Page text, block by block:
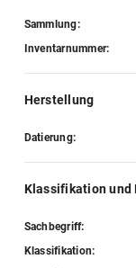
Sammlung:
Inventarnummer:
Herstellung
Datierung:
Klassifikation und
Sachbegriff:
Klassifikation: